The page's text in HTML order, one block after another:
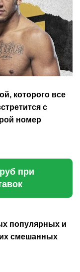
которого все
с
номер
при
популярных и
смешанных